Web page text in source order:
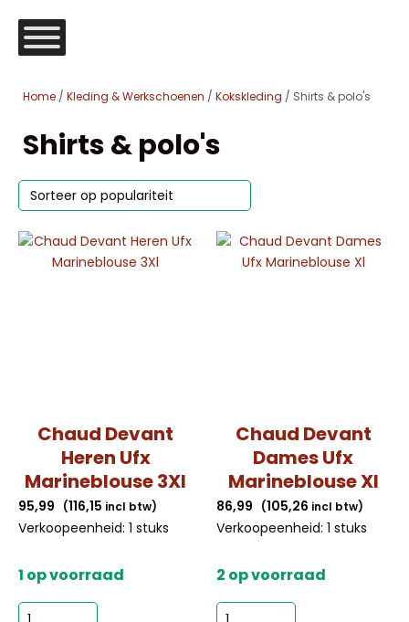
Home / Kleding & Werkschoenen / Kokskleding / Shirts & polo's
Shirts & polo's
Chaud Devant
Heren Ufx
Marineblouse 3Xl
95,99 (116,15 incl btw)
Verkoopeenheid: 1 stuks
1 op voorraad
Chaud
Chaud Devant
Dames Ufx
Marineblouse Xl
86,99 (105,26 incl btw)
Verkoopeenheid: 1 stuks
2 op voorraad
Chaud